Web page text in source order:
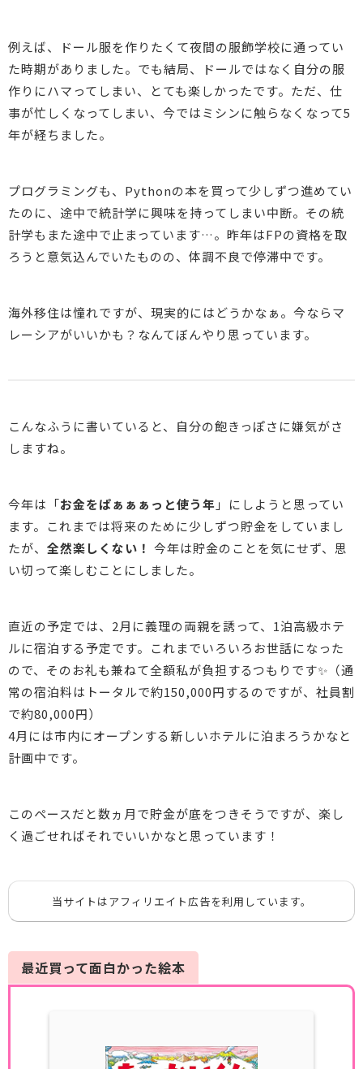
例えば、ドール服を作りたくて夜間の服飾学校に通ってい
た時期がありました。でも結局、ドールではなく自分の服
作りにハマってしまい、とても楽しかったです。ただ、仕
事が忙しくなってしまい、今ではミシンに触らなくなって5
年が経ちました。
プログラミングも、Pythonの本を買って少しずつ進めてい
たのに、途中で統計学に興味を持ってしまい中断。その統
計学もまた途中で止まっています…。昨年はFPの資格を取
ろうと意気込んでいたものの、体調不良で停滞中です。
海外移住は憧れですが、現実的にはどうかなぁ。今ならマ
レーシアがいいかも？なんてぼんやり思っています。
こんなふうに書いていると、自分の飽きっぽさに嫌気がさ
しますね。
今年は「お金をぱぁぁぁっと使う年 」にしようと思ってい
ます。これまでは将来のために少しずつ貯金をしていまし
たが、 全然楽しくない！ 今年は貯金のことを気にせず、思
い切って楽しむことにしました。
直近の予定では、2月に義理の両親を誘って、1泊高級ホテ
ルに宿泊する予定です。これまでいろいろお世話になった
ので、そのお礼も兼ねて全額私が負担するつもりです✨（通
常の宿泊料はトータルで約150,000円するのですが、社員割
で約80,000円）
4月には市内にオープンする新しいホテルに泊まろうかなと
計画中です。
このペースだと数ヵ月で貯金が底をつきそうですが、楽し
く過ごせればそれでいいかなと思っています！
当サイトはアフィリエイト広告を利用しています。
最近買って面白かった絵本